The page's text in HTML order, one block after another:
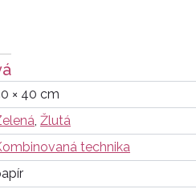
× 40 cm
, Žlutá
technika